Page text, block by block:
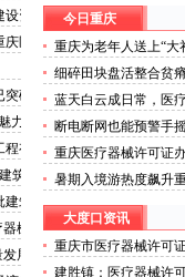
资
医
破
力
有
证
筑
可
筑
办
械
展
今日重庆
重庆为老年人送上“大
推出“乐享银龄”文艺
普六大系列主题活动
细碎田块盘活整合贫
丰”背后的三类医疗器
蓝天白云成日常，医
30日——我市今年已
断电断网也能预警手
重庆医疗器械许可证
突破3000万人次
暑期入境游热度飙升
大度口资讯
重庆市医疗器械许可
于《重庆市大渡口区
建胜镇：医疗器械许